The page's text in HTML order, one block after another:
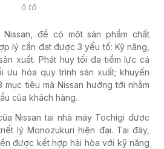
ô tô
để có một sản phẩm chất
lý cần đạt được 3 yếu tố: Kỹ năng,
xuất. Phát huy tối đa tiềm lực cá
ưu hóa quy trình sản xuất; khuyến
mục tiêu mà Nissan hướng tới nhằm
của khách hàng.
Nissan tại nhà máy Tochigi được
lý Monozukuri hiện đại. Tại đây,
được kết hợp hài hòa với kỹ năng